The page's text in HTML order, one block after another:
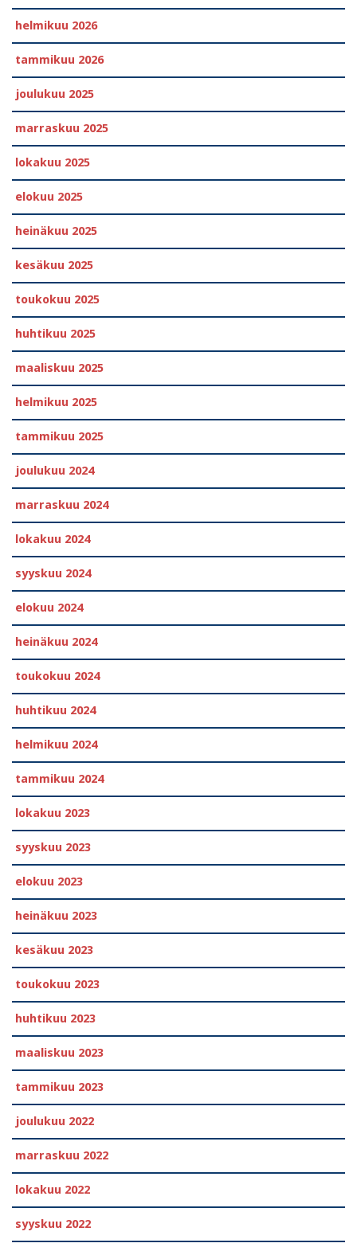
helmikuu 2026
tammikuu 2026
joulukuu 2025
marraskuu 2025
lokakuu 2025
elokuu 2025
heinäkuu 2025
kesäkuu 2025
toukokuu 2025
huhtikuu 2025
maaliskuu 2025
helmikuu 2025
tammikuu 2025
joulukuu 2024
marraskuu 2024
lokakuu 2024
syyskuu 2024
elokuu 2024
heinäkuu 2024
toukokuu 2024
huhtikuu 2024
helmikuu 2024
tammikuu 2024
lokakuu 2023
syyskuu 2023
elokuu 2023
heinäkuu 2023
kesäkuu 2023
toukokuu 2023
huhtikuu 2023
maaliskuu 2023
tammikuu 2023
joulukuu 2022
marraskuu 2022
lokakuu 2022
syyskuu 2022